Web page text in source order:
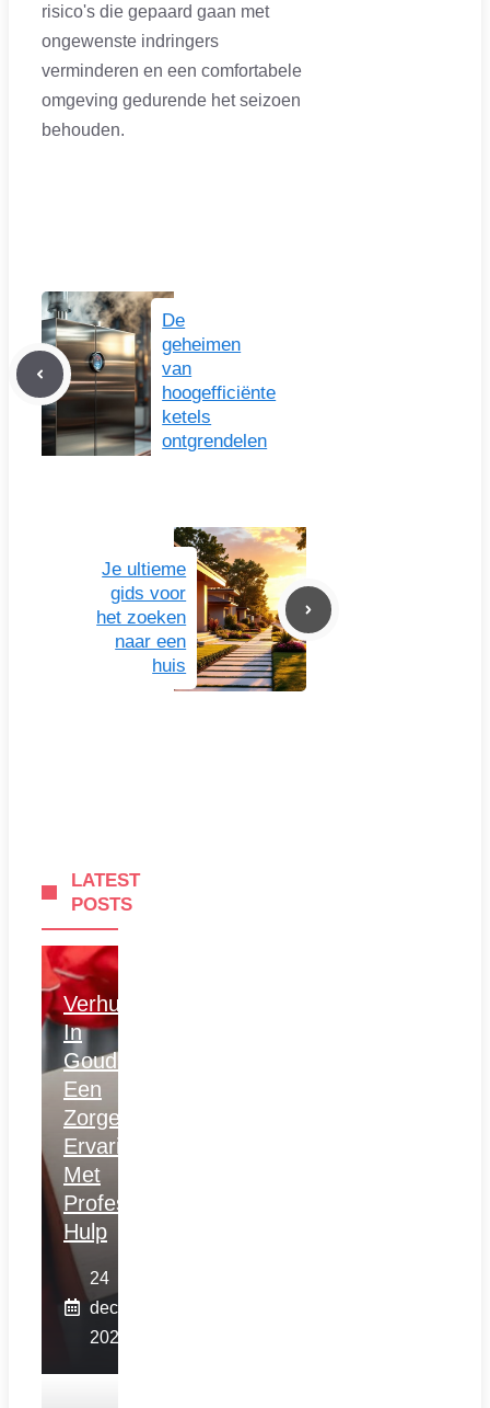
risico's die gepaard gaan met
ongewenste indringers
verminderen en een comfortabele
omgeving gedurende het seizoen
behouden.
De
geheimen
van
hoogefficiënte
ketels
ontgrendelen
Je ultieme
gids voor
het zoeken
naar een
huis
LATEST
POSTS
Verhuizen
In
Gouda:
Een
Zorgeloze
Ervaring
Met
Professionele
Hulp
24
december
2025